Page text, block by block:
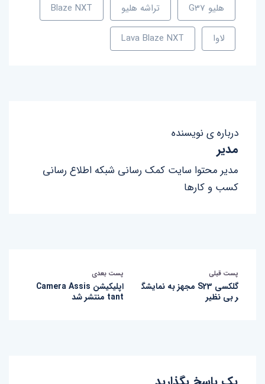
هلیو G37 تراشه هلیو Blaze NXT
لاوا Lava Blaze NXT
درباره ی نویسنده
مدیر
مدیر محتوا سایت کمک رسانی شبکه اطلاع رسانی
کسب و کارها
پست قبلی
گلکسی S23 مجهز به نمایشگ
ر بی نظیر
پست بعدی
اپلیکیشن Camera Assis
tant منتشر شد